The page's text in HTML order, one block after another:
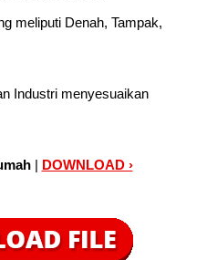
meliputi Denah, Tampak,
Industri menyesuaikan
| DOWNLOAD ›